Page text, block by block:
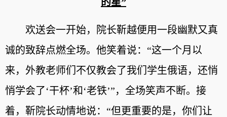
欢送会一开始，院长靳越便用一段幽默又真
诚的致辞点燃全场。他笑着说：“这一个月以
来，外教老师们不仅教会了我们学生俄语，还悄
悄学会了‘干杯’和‘老铁’”，全场笑声不断。接
着，靳院长动情地说：“但更重要的是，你们让